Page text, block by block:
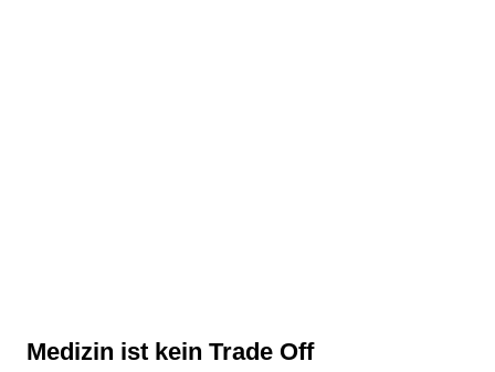
Medizin ist kein Trade Off